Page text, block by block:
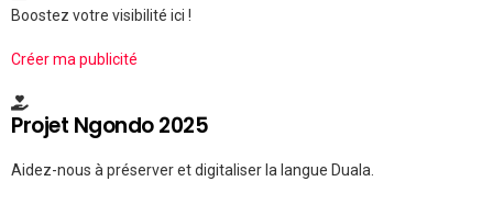
Boostez votre visibilité ici !
Créer ma publicité
Projet Ngondo 2025
Aidez-nous à préserver et digitaliser la langue Duala.